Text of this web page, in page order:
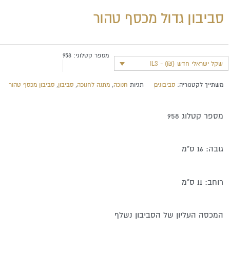
סביבון גדול מכסף טהור
שקל ישראלי חדש (₪) - ILS
מספר קטלוגי:958
משתייך לקטגוריה: סביבונים תגיות חנוכה,מתנה לחנוכה,סביבון,סביבון מכסף טהור
מספר קטלוג 958
גובה: 16 ס"מ
רוחב: 11 ס"מ
המכסה העליון של הסביבון נשלף